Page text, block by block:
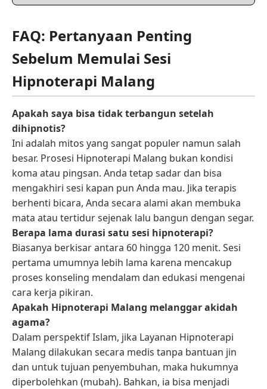
FAQ: Pertanyaan Penting
Sebelum Memulai Sesi
Hipnoterapi Malang
Apakah saya bisa tidak terbangun setelah
dihipnotis?
Ini adalah mitos yang sangat populer namun salah
besar. Prosesi Hipnoterapi Malang bukan kondisi
koma atau pingsan. Anda tetap sadar dan bisa
mengakhiri sesi kapan pun Anda mau. Jika terapis
berhenti bicara, Anda secara alami akan membuka
mata atau tertidur sejenak lalu bangun dengan segar.
Berapa lama durasi satu sesi hipnoterapi?
Biasanya berkisar antara 60 hingga 120 menit. Sesi
pertama umumnya lebih lama karena mencakup
proses konseling mendalam dan edukasi mengenai
cara kerja pikiran.
Apakah Hipnoterapi Malang melanggar akidah
agama?
Dalam perspektif Islam, jika Layanan Hipnoterapi
Malang dilakukan secara medis tanpa bantuan jin
dan untuk tujuan penyembuhan, maka hukumnya
diperbolehkan (mubah). Bahkan, ia bisa menjadi